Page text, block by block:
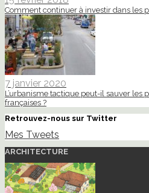
Comment continuer à investir dans les
7 janvier 2020
L’urbanisme tactique peut-il sauver les
françaises ?
Retrouvez-nous sur Twitter
Mes Tweets
ARCHITECTURE